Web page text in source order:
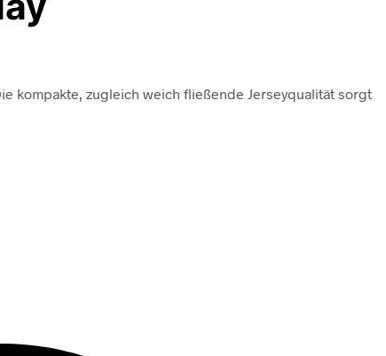
kompakte, zugleich weich fließende Jerseyqualität sorgt